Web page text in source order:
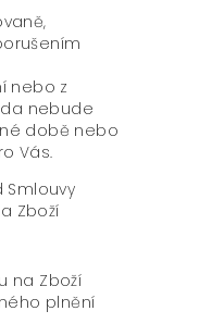
nebo z
nebude
době nebo
Vás.
Smlouvy
Zboží
na Zboží
plnění